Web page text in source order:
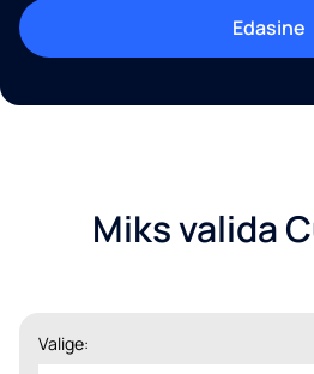
Edasine
Miks valida
Valige: